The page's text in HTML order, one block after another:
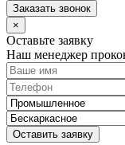
Заказать звонок
×
Оставьте заявку
Наш менеджер
Оставить заявку